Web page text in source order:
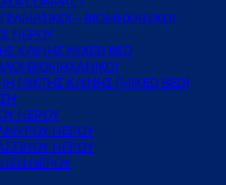
– ΒΙΟΜΗΧΑΝΙΚΟΙ
ΝΕΡΟΥ
ΚΛΙΝΗΣ MIXED BED
ΒΙΟΜΗΧΑΝΙΚΟΙ
ΜΙΚΤΗΣ ΚΛΙΝΗΣ (MIXED BED)
ΝΕΡΟΥ
ΝΕΡΟΥ
ΝΕΡΟΥ
ΝΕΡΟΥ